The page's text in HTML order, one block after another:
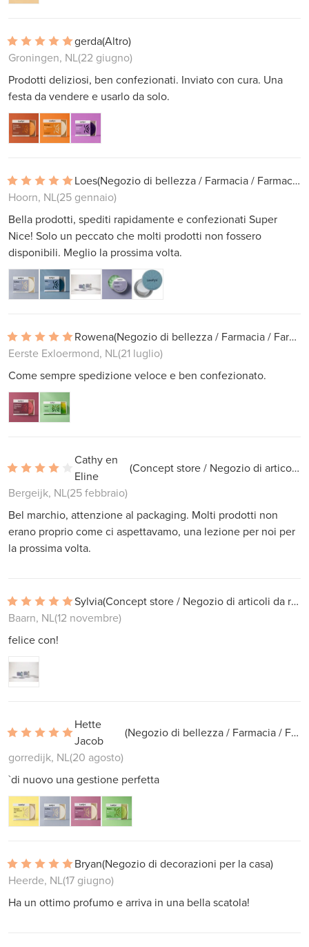
gerda(Altro)
Groningen, NL(22 giugno)
Prodotti deliziosi, ben confezionati. Inviato con cura. Una
festa da vendere e usarlo da solo.
Loes
(Negozio di bellezza / Farmacia / Farmacia)
Hoorn, NL(25 gennaio)
Bella prodotti, spediti rapidamente e confezionati Super
Nice! Solo un peccato che molti prodotti non fossero
disponibili. Meglio la prossima volta.
Rowena
(Negozio di bellezza / Farmacia / Farmacia)
Eerste Exloermond, NL(21 luglio)
Come sempre spedizione veloce e ben confezionato.
Cathy en
Eline
(Concept store / Negozio di articoli da regalo)
Bergeijk, NL(25 febbraio)
Bel marchio, attenzione al packaging. Molti prodotti non
erano proprio come ci aspettavamo, una lezione per noi per
la prossima volta.
Sylvia
(Concept store / Negozio di articoli da regalo)
Baarn, NL(12 novembre)
felice con!
Hette
Jacob
(Negozio di bellezza / Farmacia / Farmacia)
gorredijk, NL(20 agosto)
`di nuovo una gestione perfetta
Bryan(Negozio di decorazioni per la casa)
Heerde, NL(17 giugno)
Ha un ottimo profumo e arriva in una bella scatola!